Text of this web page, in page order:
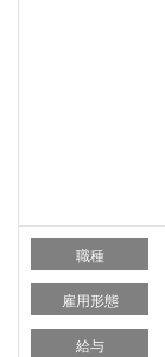
職種
雇用形態
給与